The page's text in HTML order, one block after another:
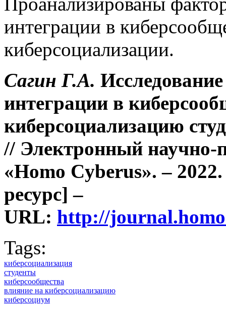
интеграции в
киберсоциализации.
Сагин Г.А.
интеграции в
киберсоциализацию
// Электронный научно-
«Homo Cyberus». –
ресурс] –
URL: http://
Tags:
киберсоциализация
студенты
киберсообщества
влияние на киберсоциализацию
киберсоциум